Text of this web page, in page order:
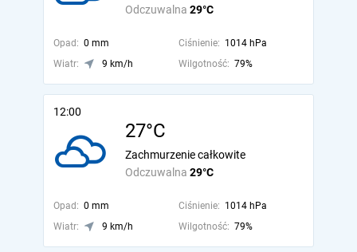
Odczuwalna 29°C
Opad: 0 mm Ciśnienie: 1014 hPa
Wiatr:
9 km/h Wilgotność: 79%
12:00
27°C
Odczuwalna 29°C
Zachmurzenie całkowite
Opad: 0 mm Ciśnienie: 1014 hPa
Wiatr:
9 km/h Wilgotność: 79%